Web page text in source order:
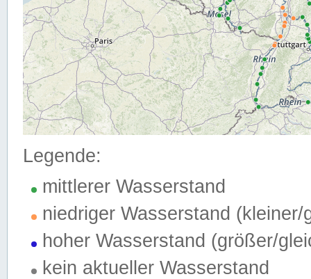
Legende:
mittlerer Wasserstand
niedriger Wasserstand (kleiner/
hoher Wasserstand (größer/
kein aktueller Wasserstand